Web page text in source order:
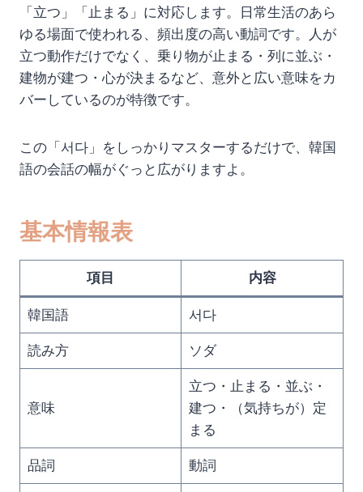
「立つ」「止まる」に対応します。日常生活のあら
ゆる場面で使われる、頻出度の高い動詞です。人が
立つ動作だけでなく、乗り物が止まる・列に並ぶ・
建物が建つ・心が決まるなど、意外と広い意味をカ
バーしているのが特徴です。
この「서다」をしっかりマスターするだけで、韓国
語の会話の幅がぐっと広がりますよ。
基本情報表
項目 内容
韓国語 서다
読み方 ソダ
意味
立つ・止まる・並ぶ・
建つ・（気持ちが）定
まる
品詞 動詞